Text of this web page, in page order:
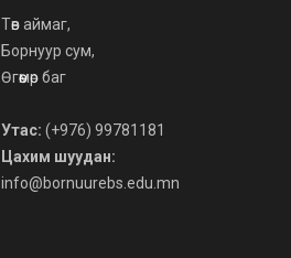
Төв аймаг,
Борнуур сум,
Өгөөмөр баг
Утас: (+976) 99781181
Цахим шуудан:
info@bornuurebs.edu.mn